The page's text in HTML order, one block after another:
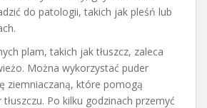
do patologii, takich jak pleśń lub
plam, takich jak tłuszcz, zaleca
Można wykorzystać puder
ziemniaczaną, które pomogą
Po kilku godzinach przemyć